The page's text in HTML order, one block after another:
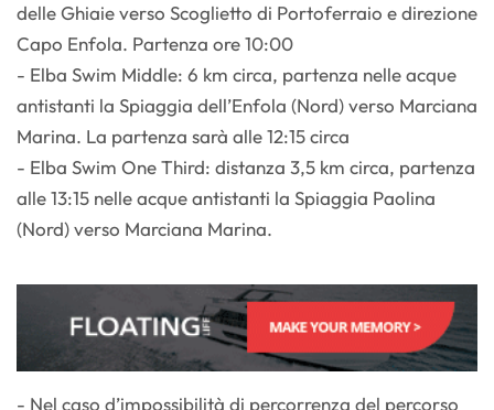
delle Ghiaie verso Scoglietto di Portoferraio e direzione
Capo Enfola. Partenza ore 10:00
- Elba Swim Middle: 6 km circa, partenza nelle acque
antistanti la Spiaggia dell’Enfola (Nord) verso Marciana
Marina. La partenza sarà alle 12:15 circa
- Elba Swim One Third: distanza 3,5 km circa, partenza
alle 13:15 nelle acque antistanti la Spiaggia Paolina
(Nord) verso Marciana Marina.
- Nel caso d’impossibilità di percorrenza del percorso